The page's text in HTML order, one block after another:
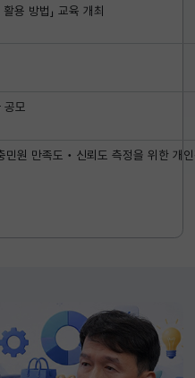
용 방법」 교육 개최
공모
민원 만족도‧신뢰도 측정을 위한 개